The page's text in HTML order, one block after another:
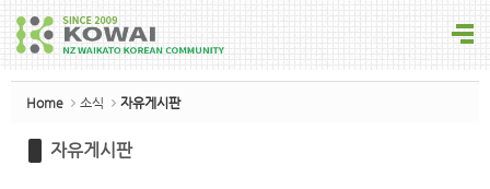
Home 소식 자유게시판
자유게시판
Sketchbook5, 스케치북5